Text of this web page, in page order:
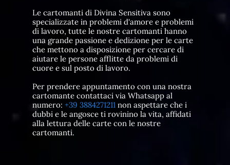
Le cartomanti di Divina Sensitiva sono
specializzate in problemi d'amore e problemi
di lavoro, tutte le nostre cartomanti hanno
una grande passione e dedizione per le carte
che mettono a disposizione per cercare di
aiutare le persone afflitte da problemi di
cuore e sul posto di lavoro.
Per prendere appuntamento con una nostra
cartomante contattaci via Whatsapp al
numero: +39 3884271211non aspettare che i
dubbi e le angosce ti rovinino la vita, affidati
alla lettura delle carte con le nostre
cartomanti.